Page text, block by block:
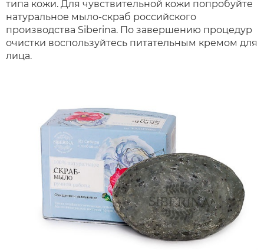
типа кожи. Для чувствительной кожи попробуйте
натуральное мыло-скраб российского
производства Siberina. По завершению процедур
очистки воспользуйтесь питательным кремом для
лица.